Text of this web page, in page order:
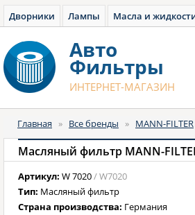
Дворники Лампы Масла и
Авто
Фильтры
ИНТЕРНЕТ-МАГАЗИН
Главная » Все бренды » MANN-FILTER
Масляный фильтр MANN-
Артикул: W 7020/ W7020
Тип: Масляный фильтр
Страна производства: Германия